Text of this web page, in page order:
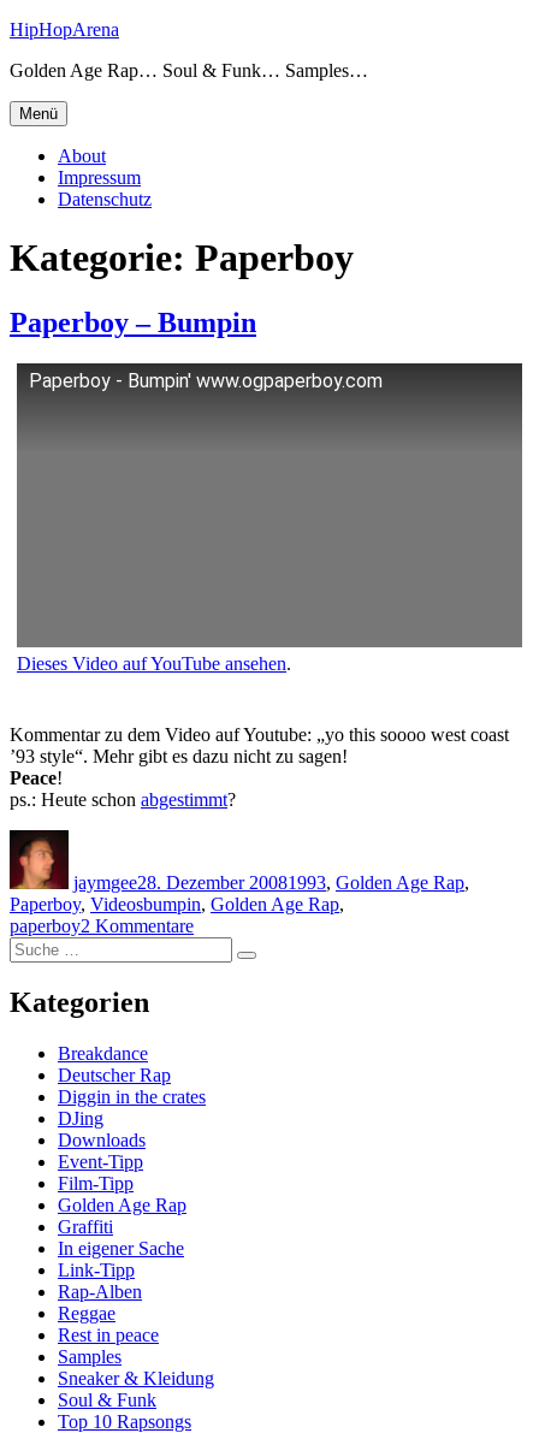
Zum
springen
HipHopArena
Golden Age Rap… Soul & Funk… Samples…
Menü
About
Impressum
Datenschutz
Kategorie: Paperboy
Paperboy – Bumpin
Paperboy - Bumpin' www.ogpaperboy.com
Dieses Video auf YouTube ansehen.
Kommentar zu dem Video auf Youtube: „yo this soooo west coast
’93 style“. Mehr gibt es dazu nicht zu sagen!
Peace!
ps.: Heute schon abgestimmt?
jaymgee28. Dezember 20081993, Golden Age Rap,
Paperboy, VideosSchlagwörter
bumpin, Golden Age Rap,
paperboy2 Kommentarezu
–
Suche
nach:
Suche
Kategorien
Breakdance
Deutscher Rap
Diggin in the crates
DJing
Downloads
Event-Tipp
Film-Tipp
Golden Age Rap
Graffiti
In eigener Sache
Link-Tipp
Rap-Alben
Reggae
Rest in peace
Samples
Sneaker & Kleidung
Soul & Funk
Top 10 Rapsongs